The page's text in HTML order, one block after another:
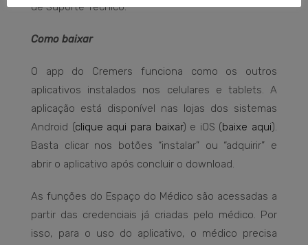
de Suporte Técnico.
Como baixar
O app do Cremers funciona como os outros
aplicativos instalados nos celulares e tablets. A
aplicação está disponível nas lojas dos sistemas
Android (clique aqui para baixar) e iOS ( baixe aqui).
Basta clicar nos botões “instalar” ou “adquirir” e
abrir o aplicativo após concluir o download.
As funções do Espaço do Médico são acessadas a
partir das credenciais já criadas pelo médico. Por
isso, para o uso do aplicativo, o médico precisa